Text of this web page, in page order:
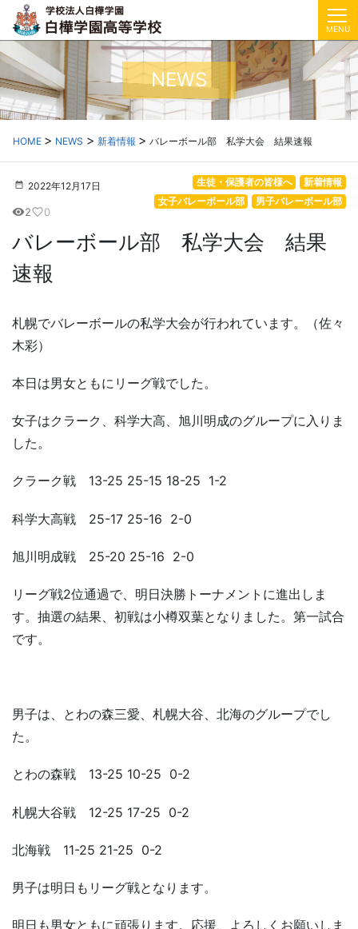
MENU
NEWS
HOME NEWS 新着情報 バレーボール部 私学大会 結果速報
2022年12月17日 新着情報
生徒・保護者の皆様へ
男子バレーボール部
女子バレーボール部
visibility2favorite_border0
バレーボール部 私学大会 結果
速報
札幌でバレーボールの私学大会が行われています。（佐々
木彩）
本日は男女ともにリーグ戦でした。
女子はクラーク、科学大高、旭川明成のグループに入りま
した。
クラーク戦 13-25 25-15 18-25 1-2
科学大高戦 25-17 25-16 2-0
旭川明成戦 25-20 25-16 2-0
リーグ戦2位通過で、明日決勝トーナメントに進出しま
す。抽選の結果、初戦は小樽双葉となりました。第一試合
です。
男子は、とわの森三愛、札幌大谷、北海のグループでし
た。
とわの森戦 13-25 10-25 0-2
札幌大谷戦 12-25 17-25 0-2
北海戦 11-25 21-25 0-2
男子は明日もリーグ戦となります。
明日も男女ともに頑張ります。応援、よろしくお願いしま